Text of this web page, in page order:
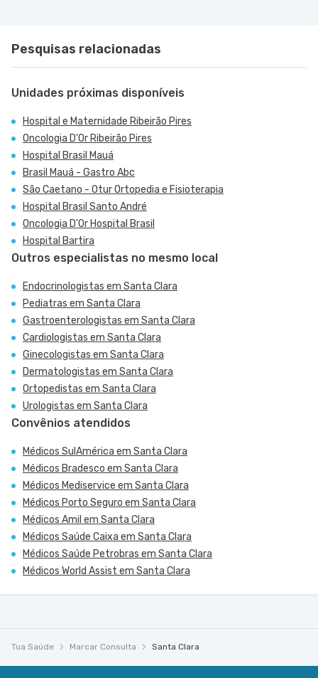
Pesquisas relacionadas
Unidades próximas disponíveis
Hospital e Maternidade Ribeirão Pires
Oncologia D'Or Ribeirão Pires
Hospital Brasil Mauá
Brasil Mauá - Gastro Abc
São Caetano - Otur Ortopedia e Fisioterapia
Hospital Brasil Santo André
Oncologia D'Or Hospital Brasil
Hospital Bartira
Outros especialistas no mesmo local
Endocrinologistas em Santa Clara
Pediatras em Santa Clara
Gastroenterologistas em Santa Clara
Cardiologistas em Santa Clara
Ginecologistas em Santa Clara
Dermatologistas em Santa Clara
Ortopedistas em Santa Clara
Urologistas em Santa Clara
Convênios atendidos
Médicos SulAmérica em Santa Clara
Médicos Bradesco em Santa Clara
Médicos Mediservice em Santa Clara
Médicos Porto Seguro em Santa Clara
Médicos Amil em Santa Clara
Médicos Saúde Caixa em Santa Clara
Médicos Saúde Petrobras em Santa Clara
Médicos World Assist em Santa Clara
Tua Saúde Marcar Consulta Santa Clara